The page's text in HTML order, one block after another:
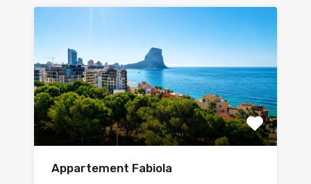
Appartement Fabiola